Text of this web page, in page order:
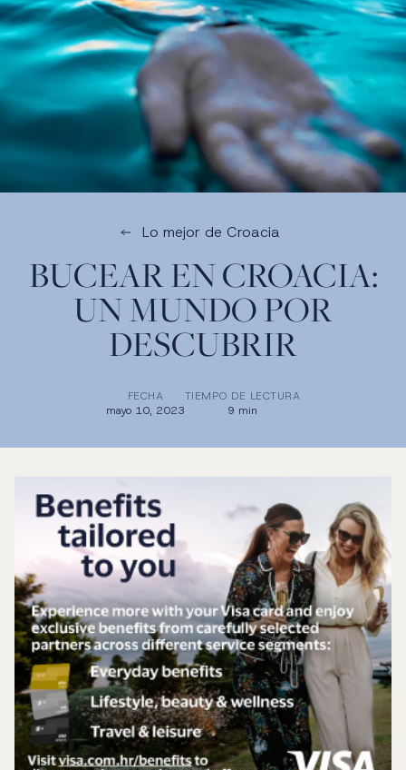
Lo mejor de Croacia
BUCEAR EN CROACIA:
UN MUNDO POR
DESCUBRIR
FECHA
mayo 10, 2023
TIEMPO DE LECTURA
9 min